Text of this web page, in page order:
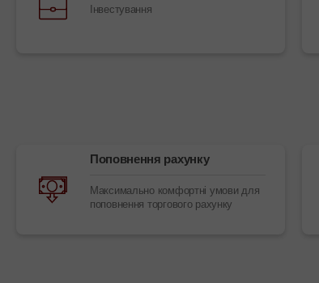
Інвестування
Поповнення рахунку
Максимально комфортні умови для
поповнення торгового рахунку